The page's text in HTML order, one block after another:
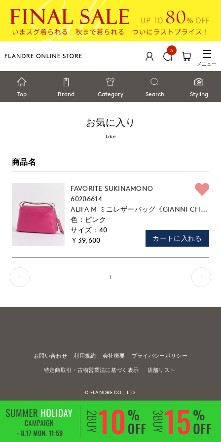
3
メニュー
Top Brand Category Search Styling
お気に入り
Like
商品名
FAVORITE SUKINAMONO
60206614
ALIFA M ミニレザーバッグ《GIANNI CHIA
RINI》ピンク
40
￥39,600
カートに入れる
1
お問い合わせ 利用規約 会社概要 プライバシーポリシー
特定商取引・古物営業法に基づく表示 店舗リスト
© FLANDRE CO., LTD.